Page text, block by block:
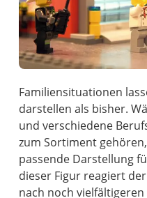
Familiensituationen
darstellen als bisher.
und verschiedene
zum Sortiment
passende Darstellung
dieser Figur reagiert